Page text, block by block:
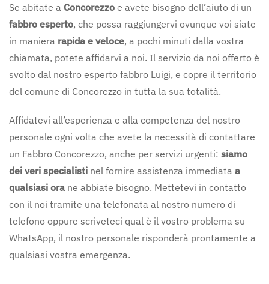
Se abitate a Concorezzo e avete bisogno dell’aiuto di un
fabbro esperto, che possa raggiungervi ovunque voi siate
in maniera rapida e veloce, a pochi minuti dalla vostra
chiamata, potete affidarvi a noi. Il servizio da noi offerto è
svolto dal nostro esperto fabbro Luigi, e copre il territorio
del comune di Concorezzo in tutta la sua totalità.
Affidatevi all’esperienza e alla competenza del nostro
personale ogni volta che avete la necessità di contattare
un Fabbro Concorezzo, anche per servizi urgenti: siamo
dei veri specialisti nel fornire assistenza immediata a
qualsiasi ora ne abbiate bisogno. Mettetevi in contatto
con il noi tramite una telefonata al nostro numero di
telefono oppure scriveteci qual è il vostro problema su
WhatsApp, il nostro personale risponderà prontamente a
qualsiasi vostra emergenza.